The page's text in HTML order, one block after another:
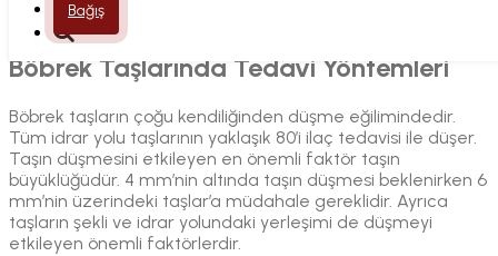
Bağış
Böbrek Taşlarında Tedavi Yöntemleri
Böbrek taşların çoğu kendiliğinden düşme eğilimindedir.
Tüm idrar yolu taşlarının yaklaşık 80’i ilaç tedavisi ile düşer.
Taşın düşmesini etkileyen en önemli faktör taşın
büyüklüğüdür. 4 mm’nin altında taşın düşmesi beklenirken 6
mm’nin üzerindeki taşlar’a müdahale gereklidir. Ayrıca
taşların şekli ve idrar yolundaki yerleşimi de düşmeyi
etkileyen önemli faktörlerdir.